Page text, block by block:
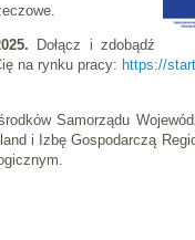
Dołącz i zdobądź
na rynku pracy: https://
Samorządu
i Izbę Gospodarczą